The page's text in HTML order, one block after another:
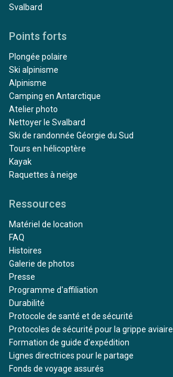
Svalbard
Points forts
Plongée polaire
Ski alpinisme
Alpinisme
Camping en Antarctique
Atelier photo
Nettoyer le Svalbard
Ski de randonnée Géorgie du Sud
Tours en hélicoptère
Kayak
Raquettes à neige
Ressources
Matériel de location
FAQ
Histoires
Galerie de photos
Presse
Programme d'affiliation
Durabilité
Protocole de santé et de sécurité
Protocoles de sécurité pour la grippe aviaire
Formation de guide d'expédition
Lignes directrices pour le partage
Fonds de voyage assurés